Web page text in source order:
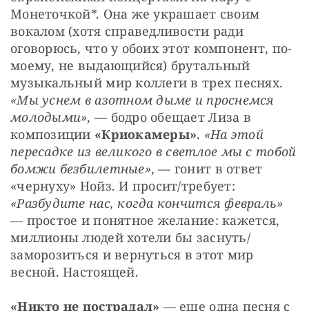
Монеточкой*. Она же украшает своим
вокалом (хотя справедливости ради
оговорюсь, что у обоих этот компонент, по-
моему, не выдающийся) брутальный
«Мы уснем в азотном дыме и проснемся
молодыми», — бодро обещает Лиза в
композиции «Криокамеры». «На этой
пересадке из великого в светлое мы с тобой
бомжи безбилетные», — гонит в ответ
«Разбудите нас, когда кончится февраль»
— простое и понятное желание: кажется,
миллионы людей хотели бы заснуть/
заморозиться и вернуться в этот мир
весной. Настоящей.
«Никто не пострадал» — еще одна песня с